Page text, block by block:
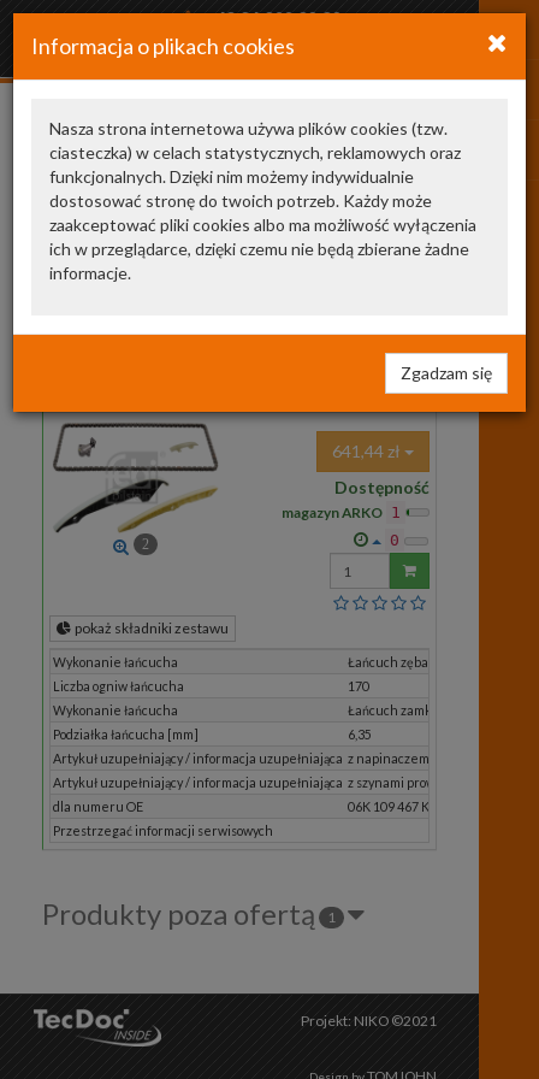
+48 34 366 20 20
arkozamowienia@gmail.com
Informacja o plikach cookies
Nasza strona internetowa używa plików cookies (tzw.
ciasteczka) w celach statystycznych, reklamowych oraz
funkcjonalnych. Dzięki nim możemy indywidualnie
dostosować stronę do twoich potrzeb. Każdy może
zaakceptować pliki cookies albo ma możliwość wyłączenia
ich w przeglądarce, dzięki czemu nie będą zbierane żadne
informacje.
Zgadzam się
KT2007
Zamienniki TecDoc 1
102196 FEBI BILSTEIN
zestaw łańcucha
2
641,44 zł
Dostępność
magazyn ARKO 1
0
Wprowadź
ilość
pokaż składniki zestawu
Wykonanie łańcucha
Łańcuch zębaty
Liczba ogniw łańcucha
170
Wykonanie łańcucha
Łańcuch zamknięty
Podziałka łańcucha [mm]
6,35
Artykuł uzupełniający / informacja uzupełniająca z napinaczem łańcucha
Artykuł uzupełniający / informacja uzupełniająca z szynami prowadzącymi
dla numeru OE
06K 109 467 K S1
Przestrzegać informacji serwisowych
Produkty poza ofertą 1
Projekt: NIKO ©2021